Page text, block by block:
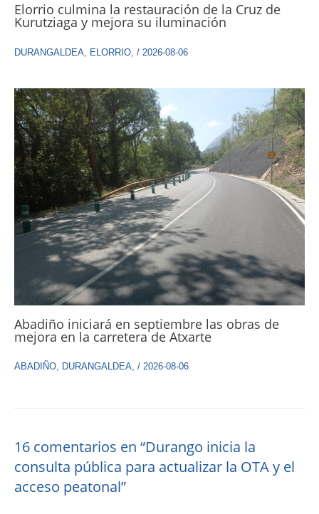
Elorrio culmina la restauración de la Cruz de
Kurutziaga y mejora su iluminación
DURANGALDEA ELORRIO / 2026-08-06
Abadiño iniciará en septiembre las obras de
mejora en la carretera de Atxarte
ABADIÑO DURANGALDEA / 2026-08-06
16 comentarios en “Durango inicia la
consulta pública para actualizar la OTA y el
acceso peatonal”